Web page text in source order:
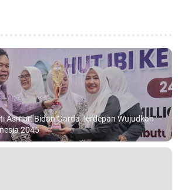
Asmar: Bidan Garda Terdepan Wujudkan
2045